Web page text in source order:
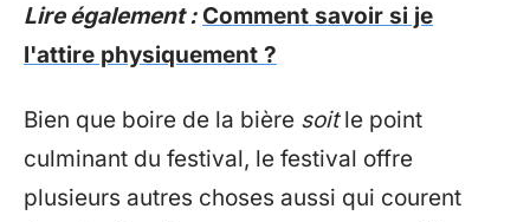
Lire également : Comment savoir si je
l'attire physiquement ?
Bien que boire de la bière soitle point
culminant du festival, le festival offre
plusieurs autres choses aussi qui courent